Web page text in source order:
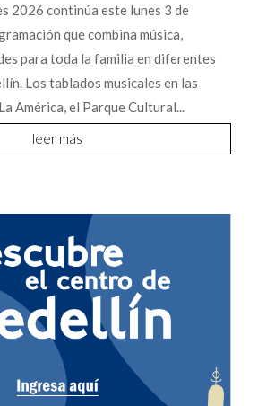
2026 continúa este lunes 3 de
que combina música,
para toda la familia en diferentes
Los tablados musicales en las
América, el Parque Cultural...
leer más